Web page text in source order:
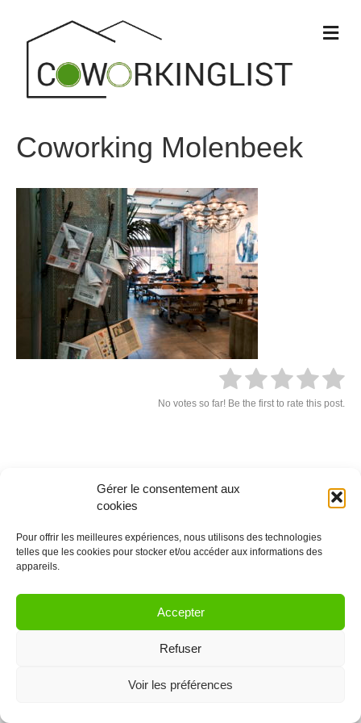
Gérer le consentement aux
cookies
Pour offrir les meilleures expériences, nous utilisons des technologies
telles que les cookies pour stocker et/ou accéder aux informations des
appareils.
Accepter
Refuser
Voir les préférences
M
e
Coworking Molenbeek
No votes so far! Be the first to rate this post.
Laissez un commentaire
Vous devez êtreconnectés
© 2021 Coworkinglist.be